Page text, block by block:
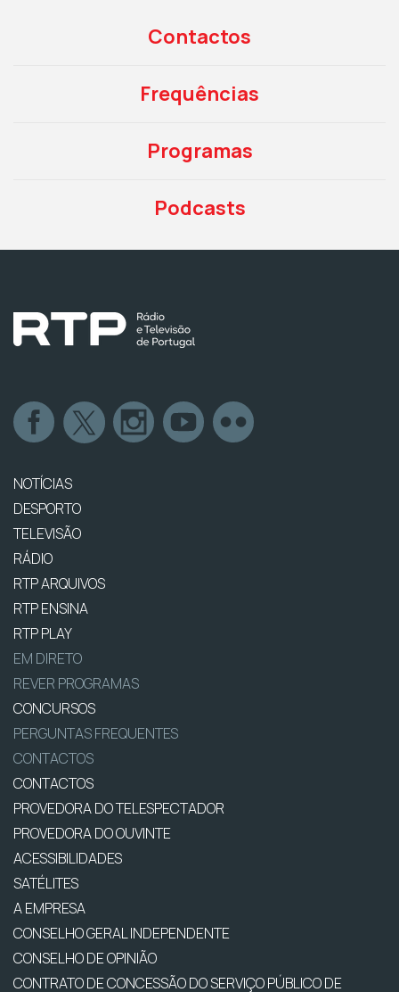
Contactos
Frequências
Programas
Podcasts
NOTÍCIAS
DESPORTO
TELEVISÃO
RÁDIO
RTP ARQUIVOS
RTP ENSINA
RTP PLAY
EM DIRETO
REVER PROGRAMAS
CONCURSOS
PERGUNTAS FREQUENTES
CONTACTOS
CONTACTOS
PROVEDORA DO TELESPECTADOR
PROVEDORA DO OUVINTE
ACESSIBILIDADES
SATÉLITES
A EMPRESA
CONSELHO GERAL INDEPENDENTE
CONSELHO DE OPINIÃO
CONTRATO DE CONCESSÃO DO SERVIÇO PÚBLICO DE